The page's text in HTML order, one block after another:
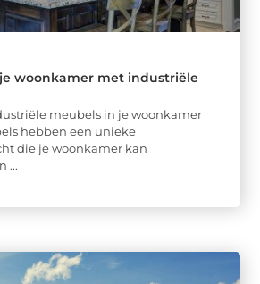
woonkamer met industriële
meubels in je woonkamer
hebben een unieke
die je woonkamer kan
...